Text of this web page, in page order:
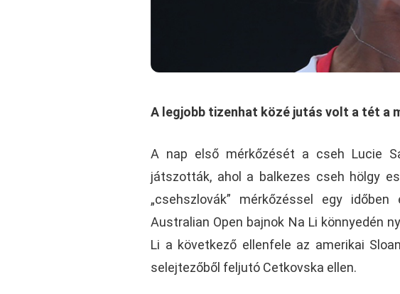
A legjobb tizenhat közé jutás volt a tét a
A nap első mérkőzését a cseh Lucie
játszották, ahol a balkezes cseh hölgy
„csehszlovák” mérkőzéssel egy
Australian Open bajnok Na Li könnyedén
Li a következő ellenfele az amerikai
selejtezőből feljutó Cetkovska ellen.